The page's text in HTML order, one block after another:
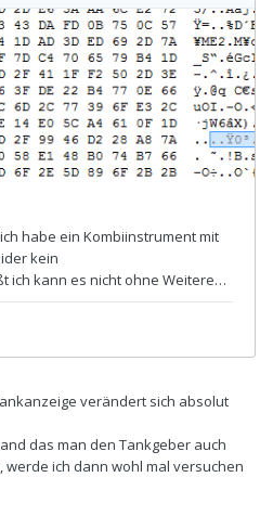
verändert sich absolut
das man den Tankgeber auch
werde ich dann wohl mal versuchen